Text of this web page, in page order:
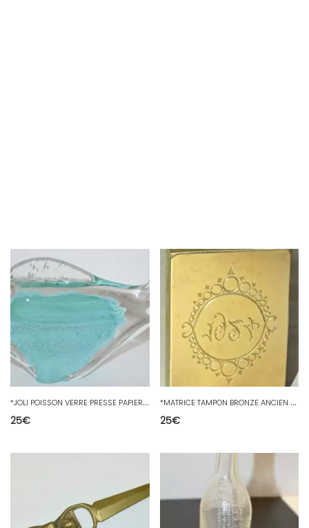
*
JOLI POISSON VERRE PRESSE PAPIER MURANO ou AUTRE COLLECTION DECO VITRINE XXe
25€
*
MATRICE TAMPON BRONZE ANCIEN gravé 1924 DANS CADRE formé de RONDS PAPERWEIGHT
25€